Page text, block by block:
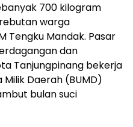
700 kilogram
warga
Tengku Mandak. Pasar
dan
Tanjungpinang bekerja
Daerah (BUMD)
bulan suci